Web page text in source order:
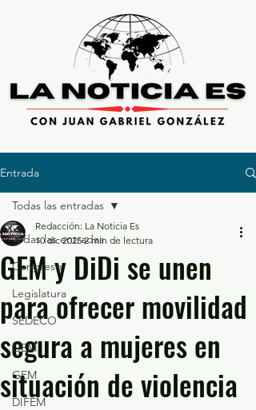
Entrada
Todas las entradas
Congreso
Legislatura
SEDECO
GEM
GEM
DIFEM
Todas las entradas
GEM y DiDi se unen
para ofrecer movilidad
segura a mujeres en
situación de violencia
Redacción: La Noticia Es
10 dic 2025 2 min de lectura